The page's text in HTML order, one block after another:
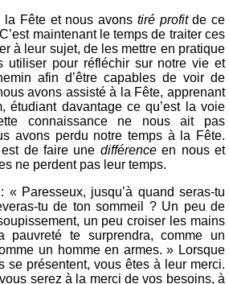
la Fête et nous avons tiré profitde ce
maintenant le temps de traiter ces
à leur sujet, de les mettre en pratique
utiliser pour réfléchir sur notre vie et
afin d’être capables de voir de
avons assisté à la Fête, apprenant
étudiant davantage ce qu’est la voie
connaissance ne nous ait pas
avons perdu notre temps à la Fête.
de faire une différenceen nous et
ne perdent pas leur temps.
« Paresseux, jusqu’à quand seras-tu
tu de ton sommeil ? Un peu de
un peu croiser les mains
te surprendra, comme un
un homme en armes. » Lorsque
se présentent, vous êtes à leur merci.
serez à la merci de vos besoins, à